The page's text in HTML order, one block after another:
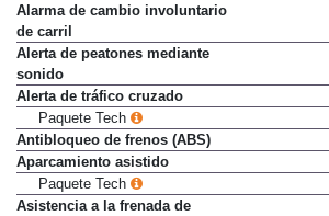
Alarma de cambio involuntario
de carril
Alerta de peatones mediante
sonido
Alerta de tráfico cruzado
Paquete Tech
Antibloqueo de frenos (ABS)
Aparcamiento asistido
Paquete Tech
Asistencia a la frenada de